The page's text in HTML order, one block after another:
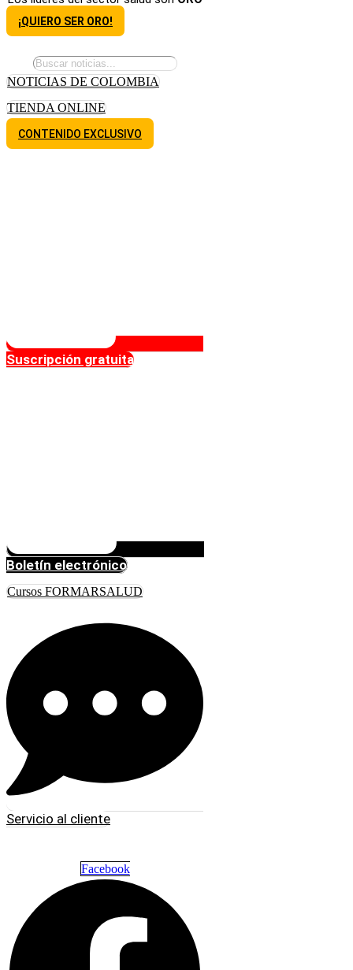
¡QUIERO SER ORO!
NOTICIAS DE COLOMBIA
TIENDA ONLINE
CONTENIDO EXCLUSIVO
Suscripción gratuita
Boletín electrónico
Cursos FORMARSALUD
Servicio al cliente
Facebook